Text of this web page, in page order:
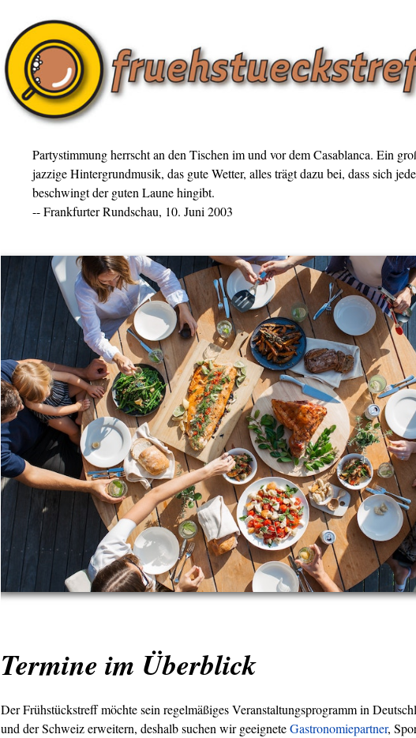
Partystimmung herrscht an den Tischen im und vor dem Casablanca. Ein
jazzige Hintergrundmusik, das gute Wetter, alles trägt dazu bei, dass sich
beschwingt der guten Laune hingibt.
-- Frankfurter Rundschau, 10. Juni 2003
Termine im Überblick
Der Frühstückstreff möchte sein regelmäßiges Veranstaltungsprogramm in
und der Schweiz erweitern, deshalb suchen wir geeigneteGastronomiepartner,